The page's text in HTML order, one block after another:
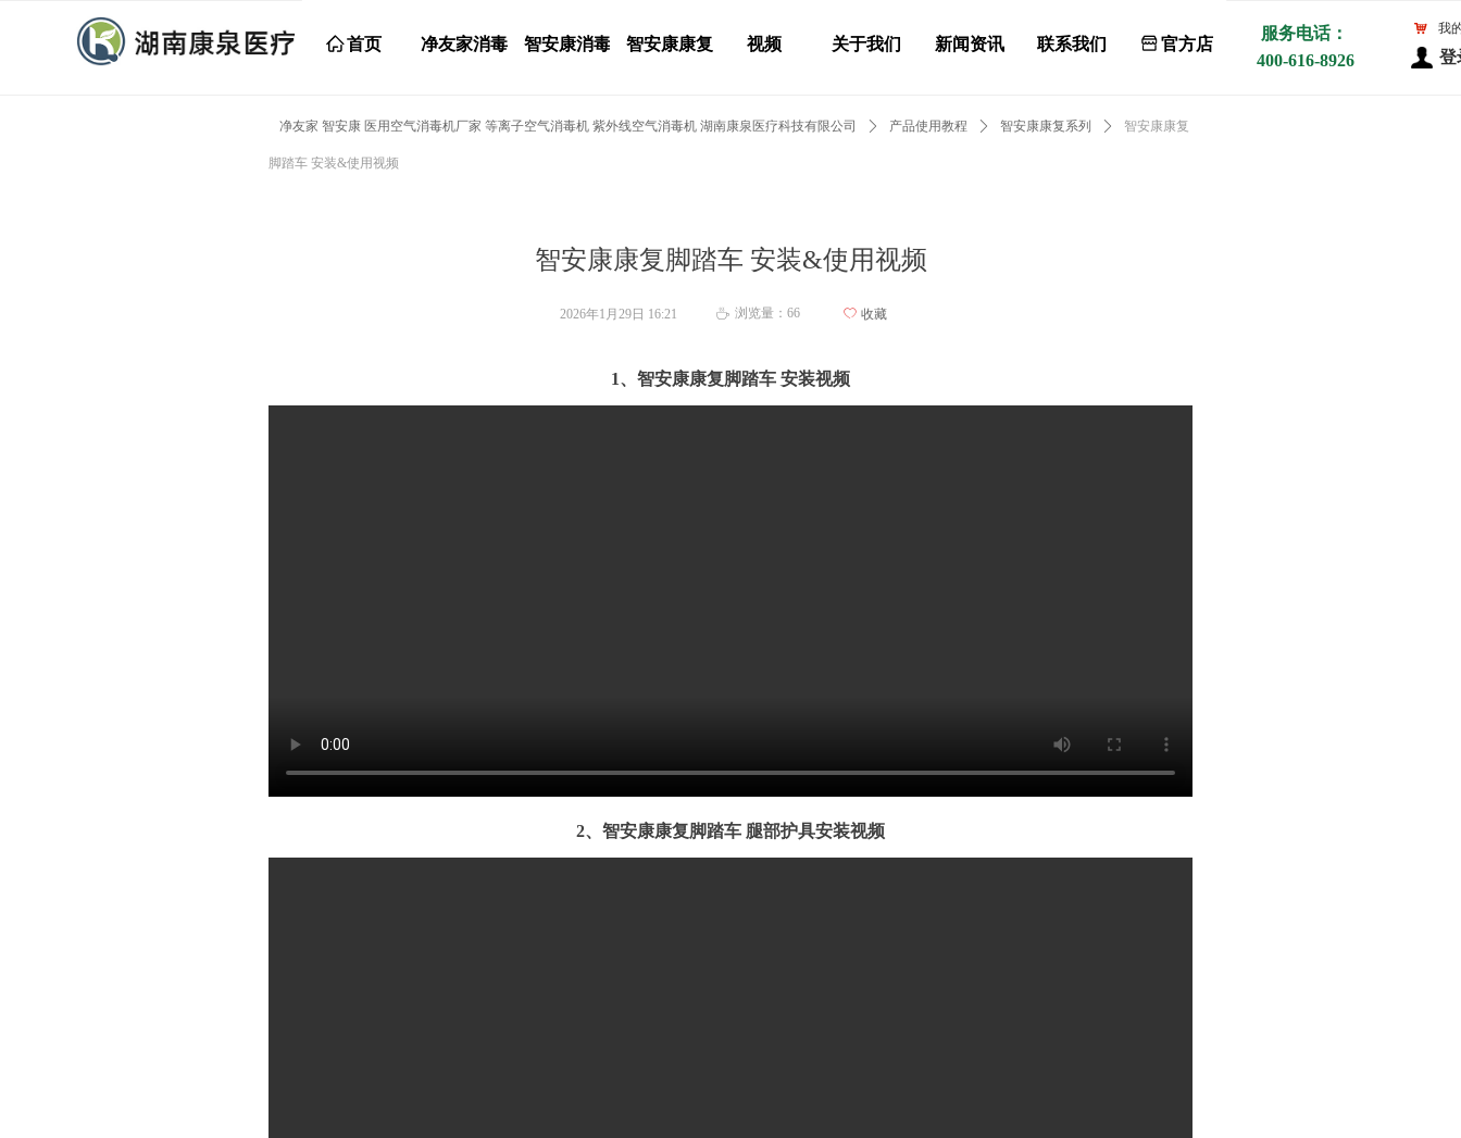
ꀇ 首页 净友家消毒 智安康消毒 智安康康复 视频 关于我们 新闻资讯 联系我们 ꀰ 官方店
登
服务电话：
400-616-8926
낙 我
智安康康复脚踏车 安装&使用视频
净友家 智安康 医用空气消毒机厂家 等离子空气消毒机 紫外线空气消毒机 湖南康泉医疗科技有限公司 ꄲ 产品使用教程 ꄲ 智安康康复系列 ꄲ 智安康康复
脚踏车 安装&使用视频
1、智安康康复脚踏车 安装视频
2、智安康康复脚踏车 腿部护具安装视频
2026年1月29日 16:21 ꄘ 浏览量： 66 ꄀ 收藏